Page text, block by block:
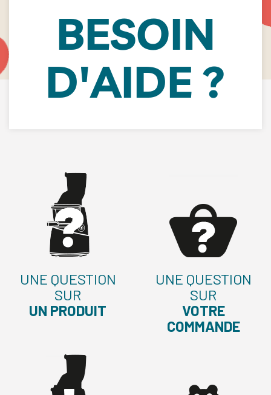
BESOIN
D'AIDE ?
UNE QUESTION
SUR
UN PRODUIT
UNE QUESTION
SUR
VOTRE
COMMANDE